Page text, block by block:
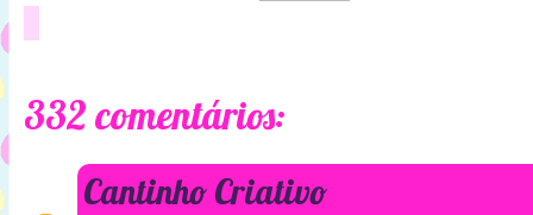
332 comentários:
Cantinho Criativo